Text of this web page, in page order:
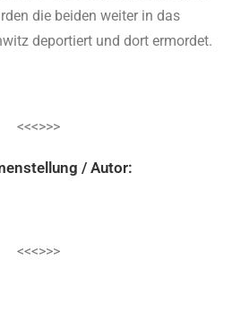
die beiden weiter in das
deportiert und dort ermordet.
<<<>>>
/ Autor:
<<<>>>